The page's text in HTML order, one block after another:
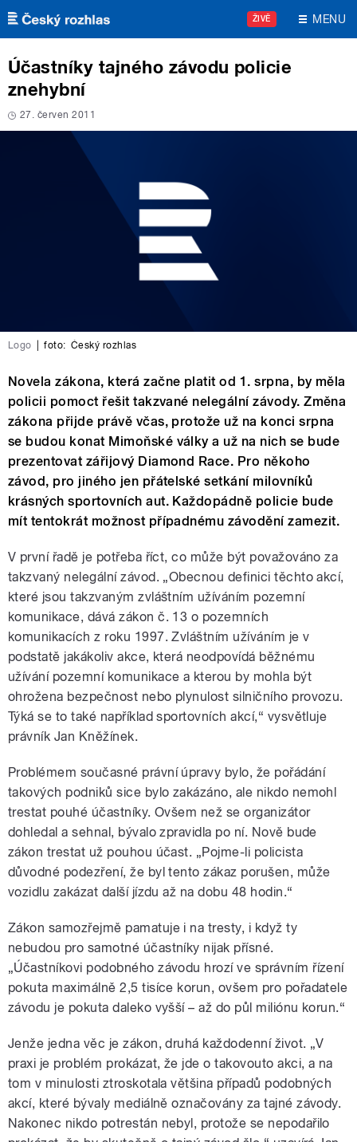
Přejít k hlavnímu obsahu
ŽIVĚ MENU
Účastníky tajného závodu policie
znehybní
27. červen 2011
Logo foto: Český rozhlas
Novela zákona, která začne platit od 1. srpna, by měla
policii pomoct řešit takzvané nelegální závody. Změna
zákona přijde právě včas, protože už na konci srpna
se budou konat Mimoňské války a už na nich se bude
prezentovat zářijový Diamond Race. Pro někoho
závod, pro jiného jen přátelské setkání milovníků
krásných sportovních aut. Každopádně policie bude
mít tentokrát možnost případnému závodění zamezit.
V první řadě je potřeba říct, co může být považováno za
takzvaný nelegální závod. „Obecnou definici těchto akcí,
které jsou takzvaným zvláštním užíváním pozemní
komunikace, dává zákon č. 13 o pozemních
komunikacích z roku 1997. Zvláštním užíváním je v
podstatě jakákoliv akce, která neodpovídá běžnému
užívání pozemní komunikace a kterou by mohla být
ohrožena bezpečnost nebo plynulost silničního provozu.
Týká se to také například sportovních akcí,“ vysvětluje
právník Jan Kněžínek.
Problémem současné právní úpravy bylo, že pořádání
takových podniků sice bylo zakázáno, ale nikdo nemohl
trestat pouhé účastníky. Ovšem než se organizátor
dohledal a sehnal, bývalo zpravidla po ní. Nově bude
zákon trestat už pouhou účast. „Pojme-li policista
důvodné podezření, že byl tento zákaz porušen, může
vozidlu zakázat další jízdu až na dobu 48 hodin.“
Zákon samozřejmě pamatuje i na tresty, i když ty
nebudou pro samotné účastníky nijak přísné.
„Účastníkovi podobného závodu hrozí ve správním řízení
pokuta maximálně 2,5 tisíce korun, ovšem pro pořadatele
závodu je pokuta daleko vyšší – až do půl miliónu korun.“
Jenže jedna věc je zákon, druhá každodenní život. „V
praxi je problém prokázat, že jde o takovouto akci, a na
tom v minulosti ztroskotala většina případů podobných
akcí, které bývaly mediálně označovány za tajné závody.
Nakonec nikdo potrestán nebyl, protože se nepodařilo